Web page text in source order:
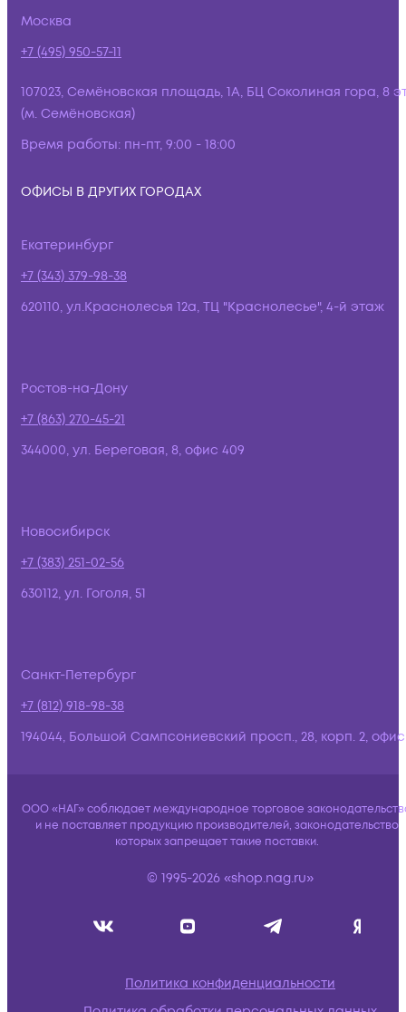
Москва
+7 (495) 950-57-11
107023, Семёновская площадь, 1А, БЦ Соколиная гора, 8
(м. Семёновская)
Время работы: пн-пт, 9:00 - 18:00
ОФИСЫ В ДРУГИХ ГОРОДАХ
Екатеринбург
+7 (343) 379-98-38
620110, ул.Краснолесья 12а, ТЦ "Краснолесье", 4-й этаж
Ростов-на-Дону
+7 (863) 270-45-21
344000, ул. Береговая, 8, офис 409
Новосибирск
+7 (383) 251-02-56
630112, ул. Гоголя, 51
Санкт-Петербург
+7 (812) 918-98-38
194044, Большой Сампсониевский просп., 28, корп. 2,
ООО «НАГ» соблюдает международное торговое
и не поставляет продукцию производителей, законодательство
которых запрещает такие поставки.
© 1995-2026 «shop.nag.ru»
Политика конфиденциальности